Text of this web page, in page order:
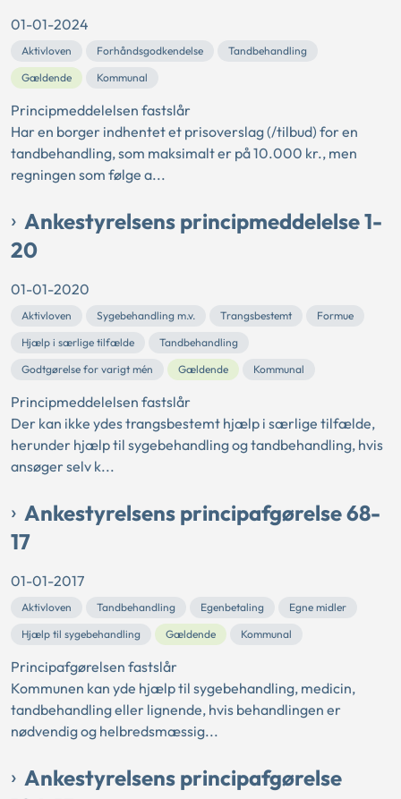
01-01-2024
Aktivloven Forhåndsgodkendelse
Tandbehandling
Gældende
Kommunal
Principmeddelelsen fastslår
Har en borger indhentet et prisoverslag (/tilbud) for en
tandbehandling, som maksimalt er på 10.000 kr., men
regningen som følge a...
Ankestyrelsens principmeddelelse 1-
20
01-01-2020
Aktivloven Sygebehandling m.v. Trangsbestemt
Formue
Hjælp i særlige tilfælde
Tandbehandling
Godtgørelse for varigt mén
Gældende Kommunal
Principmeddelelsen fastslår
Der kan ikke ydes trangsbestemt hjælp i særlige tilfælde,
herunder hjælp til sygebehandling og tandbehandling, hvis
ansøger selv k...
Ankestyrelsens principafgørelse 68-
17
01-01-2017
Aktivloven Tandbehandling Egenbetaling
Egne midler
Hjælp til sygebehandling
Gældende Kommunal
Principafgørelsen fastslår
Kommunen kan yde hjælp til sygebehandling, medicin,
tandbehandling eller lignende, hvis behandlingen er
nødvendig og helbredsmæssig...
Ankestyrelsens principafgørelse